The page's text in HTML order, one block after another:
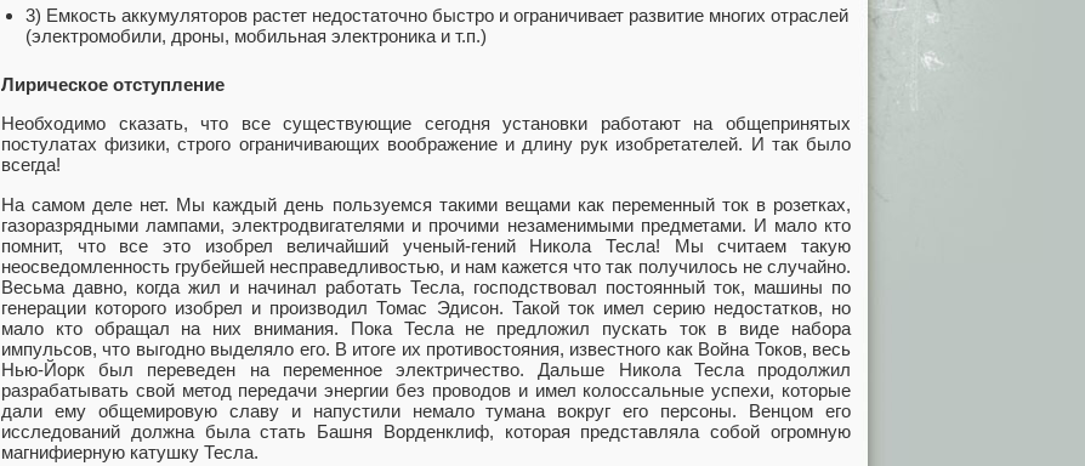
3) Емкость аккумуляторов растет недостаточно быстро и ограничивает развитие многих отраслей
(электромобили, дроны, мобильная электроника и т.п.)
Лирическое отступление
Необходимо сказать, что все существующие сегодня установки работают на общепринятых
постулатах физики, строго ограничивающих воображение и длину рук изобретателей. И так было
всегда!
На самом деле нет. Мы каждый день пользуемся такими вещами как переменный ток в розетках,
газоразрядными лампами, электродвигателями и прочими незаменимыми предметами. И мало кто
помнит, что все это изобрел величайший ученый-гений Никола Тесла! Мы считаем такую
неосведомленность грубейшей несправедливостью, и нам кажется что так получилось не случайно.
Весьма давно, когда жил и начинал работать Тесла, господствовал постоянный ток, машины по
генерации которого изобрел и производил Томас Эдисон. Такой ток имел серию недостатков, но
мало кто обращал на них внимания. Пока Тесла не предложил пускать ток в виде набора
импульсов, что выгодно выделяло его. В итоге их противостояния, известного как Война Токов, весь
Нью-Йорк был переведен на переменное электричество. Дальше Никола Тесла продолжил
разрабатывать свой метод передачи энергии без проводов и имел колоссальные успехи, которые
дали ему общемировую славу и напустили немало тумана вокруг его персоны. Венцом его
исследований должна была стать Башня Ворденклиф, которая представляла собой огромную
магнифиерную катушку Тесла.